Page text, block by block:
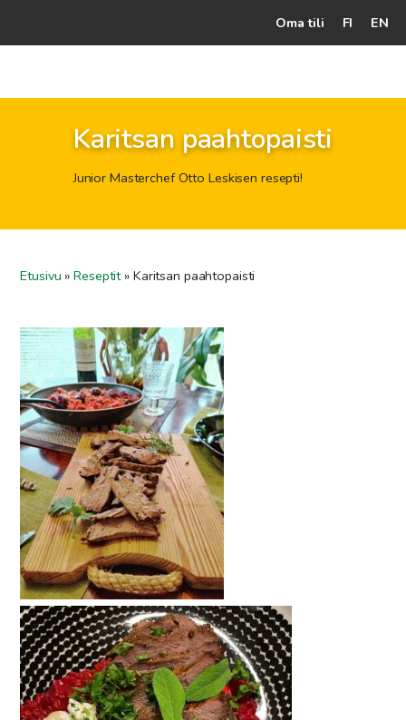
Oma tili FI EN
Mehiläistarhaaja
Yritys
Yhteydenotto
Karitsan paahtopaisti
Junior Masterchef Otto Leskisen resepti!
Etusivu »Reseptit» Karitsan paahtopaisti